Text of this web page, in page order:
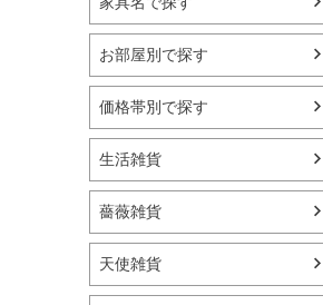
お部屋別で探す
価格帯別で探す
生活雑貨
薔薇雑貨
天使雑貨